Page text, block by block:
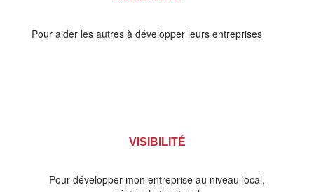
Pour aider les autres à développer leurs entreprises
VISIBILITÉ
Pour développer mon entreprise au niveau local,